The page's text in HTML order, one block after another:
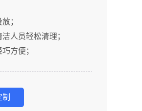
；
人员轻松清理；
方便；